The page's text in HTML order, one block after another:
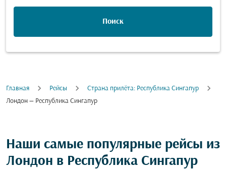
Поиск
Главная Рейсы
Cтрана прилёта: Республика Сингапур
Лондон — Республика Сингапур
Наши самые популярные рейсы из
Лондон в Республика Сингапур